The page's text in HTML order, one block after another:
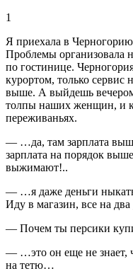
1
Я приехала в
Проблемы организовала
по гостинице.
курортом, только
выше. А выйдешь
толпы наших женщин, и
переживаньях.
— …да, там зарплата
зарплата на порядок
выжимают!..
— …я даже деньги ныкать
Иду в магазин, все на
— Почем ты персики
— …это он еще не знает,
на тетю…